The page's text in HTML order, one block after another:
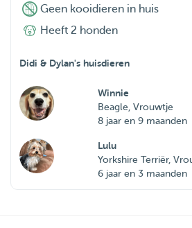
Geen kooidieren in huis
Heeft 2 honden
Didi & Dylan's huisdieren
Winnie
Beagle, Vrouwtje
8 jaar en 9 maanden
Lulu
Yorkshire Terriër,
6 jaar en 3 maanden